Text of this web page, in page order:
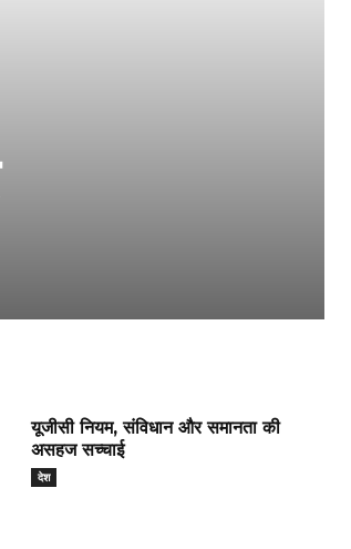
यूजीसी नियम, संविधान और समानता की
असहज सच्चाई
देश